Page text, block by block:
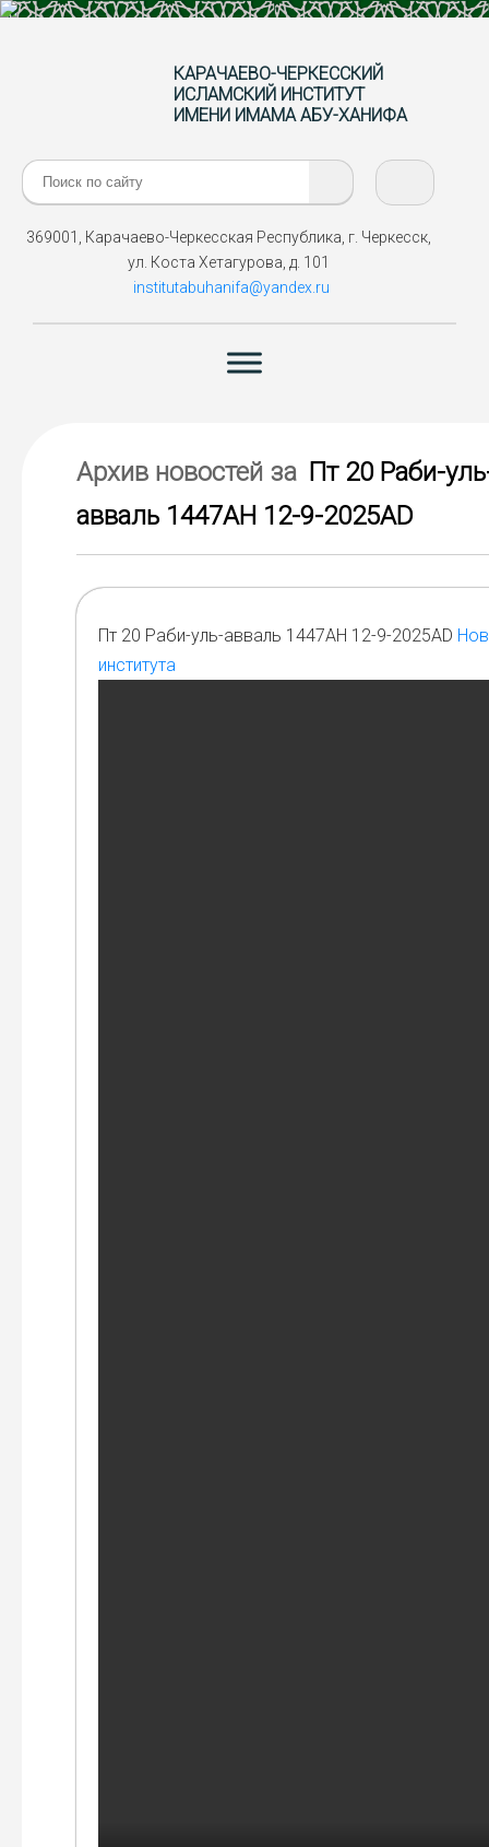
КАРАЧАЕВО-ЧЕРКЕССКИЙ
ИСЛАМСКИЙ ИНСТИТУТ
ИМЕНИ ИМАМА АБУ-ХАНИФА
Поиск:
369001, Карачаево-Черкесская Республика, г. Черкесск,
ул. Коста Хетагурова, д. 101
institutabuhanifa@yandex.ru
Архив новостей за Пт 20 Раби-
авваль 1447AH 12-9-2025AD
Пт 20 Раби-уль-авваль 1447AH 12-9-2025AD
института